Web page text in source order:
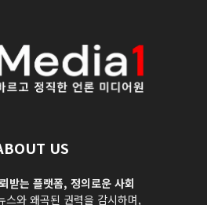
US
받는 플랫폼, 정의로운 사회
스와 왜곡된 권력을 감시하며,